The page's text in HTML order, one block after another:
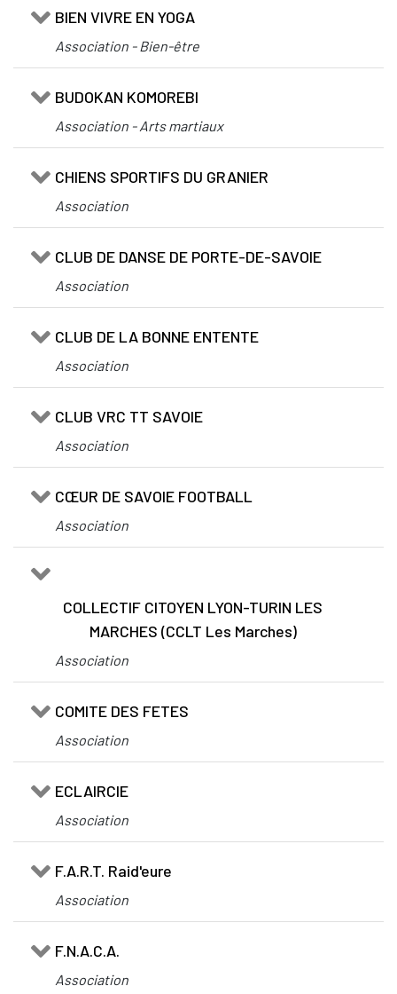
BIEN VIVRE EN YOGA
Association - Bien-être
BUDOKAN KOMOREBI
Association - Arts martiaux
CHIENS SPORTIFS DU GRANIER
Association
CLUB DE DANSE DE PORTE-DE-SAVOIE
Association
CLUB DE LA BONNE ENTENTE
Association
CLUB VRC TT SAVOIE
Association
CŒUR DE SAVOIE FOOTBALL
Association
COLLECTIF CITOYEN LYON-TURIN LES
MARCHES (CCLT Les Marches)
Association
COMITE DES FETES
Association
ECLAIRCIE
Association
F.A.R.T. Raid'eure
Association
F.N.A.C.A.
Association